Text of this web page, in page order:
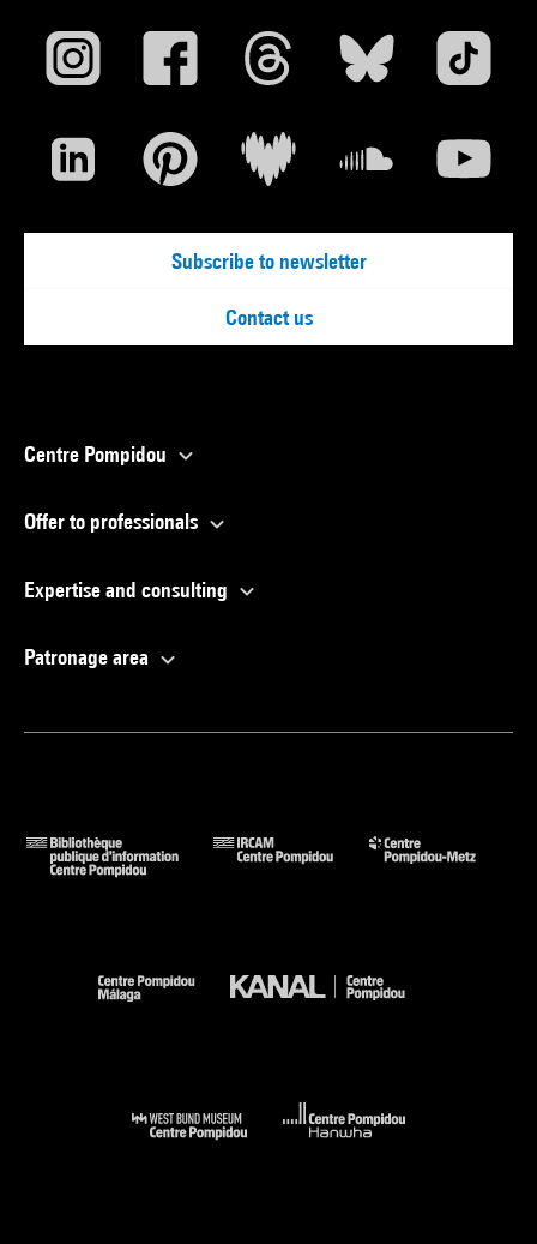
Subscribe to newsletter
Contact us
Centre Pompidou
Offer to professionals
Expertise and consulting
Patronage area